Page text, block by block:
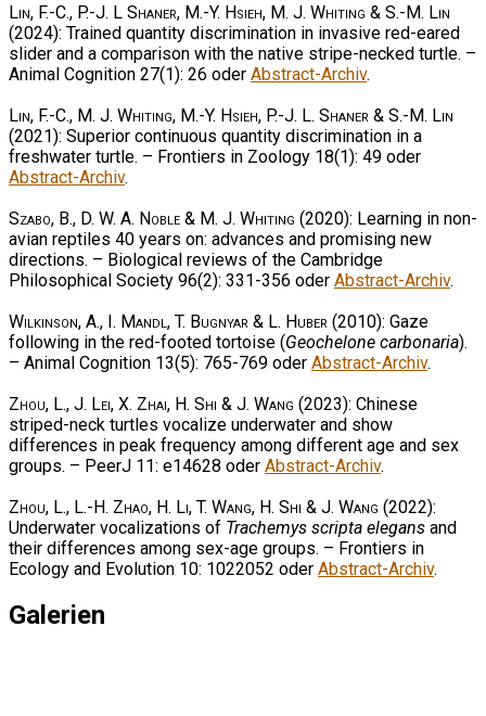
Lin, F.-C., P.-J. L Shaner, M.-Y. Hsieh, M. J. Whiting & S.-M. Lin
(2024): Trained quantity discrimination in invasive red-eared
slider and a comparison with the native stripe-necked turtle. –
Animal Cognition 27(1): 26 oder Abstract-Archiv.
Lin, F.-C., M. J. Whiting, M.-Y. Hsieh, P.-J. L. Shaner & S.-M. Lin
(2021): Superior continuous quantity discrimination in a
freshwater turtle. – Frontiers in Zoology 18(1): 49 oder
Abstract-Archiv.
Szabo, B., D. W. A. Noble & M. J. Whiting (2020): Learning in non-
avian reptiles 40 years on: advances and promising new
directions. – Biological reviews of the Cambridge
Philosophical Society 96(2): 331-356 oder Abstract-Archiv.
Wilkinson, A., I. Mandl, T. Bugnyar & L. Huber (2010): Gaze
following in the red-footed tortoise (Geochelone carbonaria).
– Animal Cognition 13(5): 765-769 oder Abstract-Archiv.
Zhou, L., J. Lei, X. Zhai, H. Shi & J. Wang (2023): Chinese
striped-neck turtles vocalize underwater and show
differences in peak frequency among different age and sex
groups. – PeerJ 11: e14628 oder Abstract-Archiv.
Zhou, L., L.-H. Zhao, H. Li, T. Wang, H. Shi & J. Wang (2022):
Underwater vocalizations of Trachemys scripta elegans and
their differences among sex-age groups. – Frontiers in
Ecology and Evolution 10: 1022052 oder Abstract-Archiv.
Galerien